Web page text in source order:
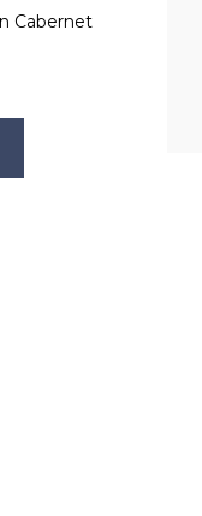
Cabernet